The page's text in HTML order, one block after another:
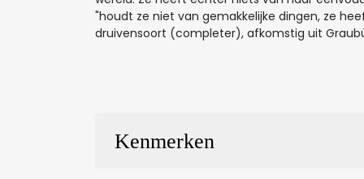
"houdt ze niet van gemakkelijke dingen, ze
druivensoort (completer), afkomstig uit
Kenmerken